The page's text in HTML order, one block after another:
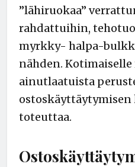
”lähiruokaa”
rahdattuihin,
myrkky- halpa-
nähden.
ainutlaatuista
ostoskäyttäytymisen
toteuttaa.